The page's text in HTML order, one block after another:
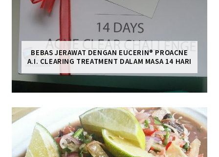
BEBAS JERAWAT DENGAN EUCERIN® PROACNE
A.I. CLEARING TREATMENT DALAM MASA 14 HARI